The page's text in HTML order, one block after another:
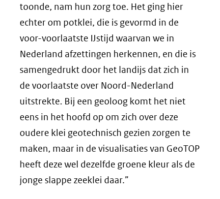
toonde, nam hun zorg toe. Het ging hier
echter om potklei, die is gevormd in de
voor-voorlaatste IJstijd waarvan we in
Nederland afzettingen herkennen, en die is
samengedrukt door het landijs dat zich in
de voorlaatste over Noord-Nederland
uitstrekte. Bij een geoloog komt het niet
eens in het hoofd op om zich over deze
oudere klei geotechnisch gezien zorgen te
maken, maar in de visualisaties van GeoTOP
heeft deze wel dezelfde groene kleur als de
jonge slappe zeeklei daar.”